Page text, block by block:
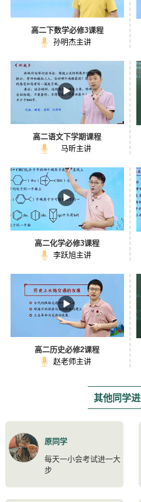
高二下数学必修3课程
孙明杰主讲
高二语文下学期课程
马昕主讲
高二化学必修3课程
李跃旭主讲
高二历史必修2课程
赵老师主讲
其他同学
原同学
每天一小会考试进一大
步